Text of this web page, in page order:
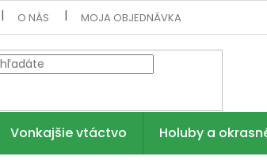
O NÁS MOJA OBJEDNÁVKA
Vonkajšie vtáctvo Holuby a